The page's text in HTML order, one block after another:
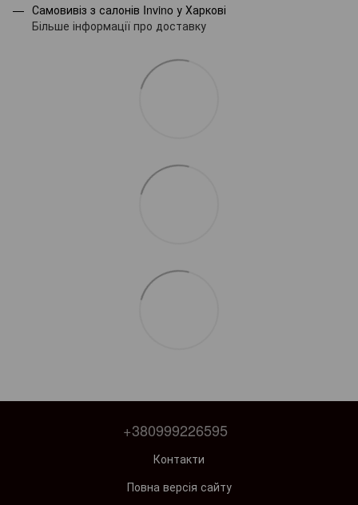
Самовивіз з салонів Invino у Харкові
Більше інформації про доставку
+380999226595
Контакти
Повна версія сайту